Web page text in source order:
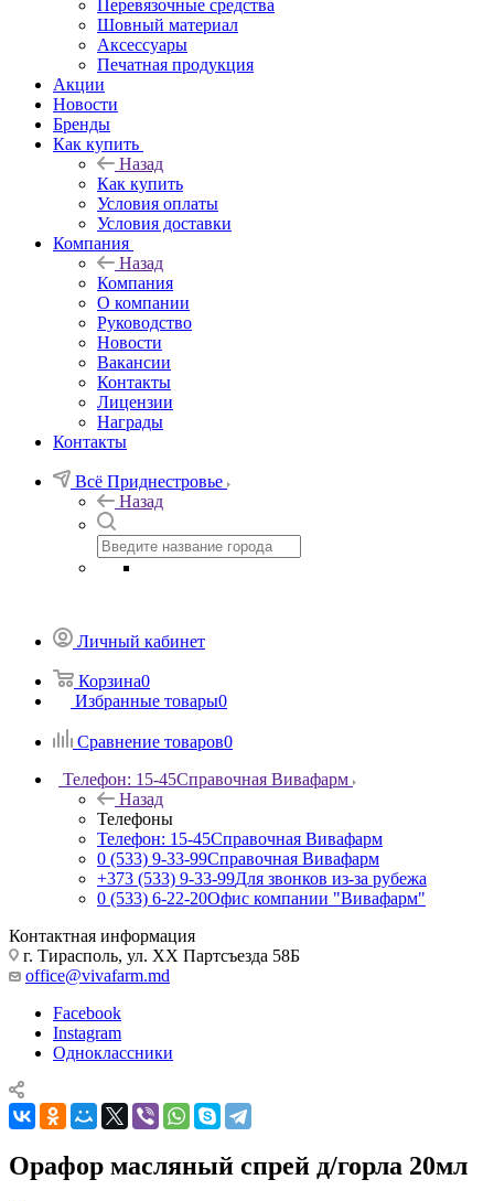
Перевязочные средства
Шовный материал
Аксессуары
Печатная продукция
Акции
Новости
Бренды
Как купить
Назад
Как купить
Условия оплаты
Условия доставки
Компания
Назад
Компания
О компании
Руководство
Новости
Вакансии
Контакты
Лицензии
Награды
Контакты
Всё Приднестровье
Назад
Личный кабинет
Корзина0
Избранные товары0
Сравнение товаров0
Телефон: 15-45Справочная Вивафарм
Назад
Телефоны
Телефон: 15-45Справочная Вивафарм
0 (533) 9-33-99Справочная Вивафарм
+373 (533) 9-33-99Для звонков из-за рубежа
0 (533) 6-22-20Офис компании "Вивафарм"
Контактная информация
г. Тирасполь, ул. ХХ Партсъезда 58Б
office@vivafarm.md
Facebook
Instagram
Одноклассники
Орафор масляный спрей д/горла 20мл